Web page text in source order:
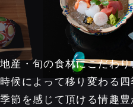
地産・旬の食材にこだわり
時候によって移り変わる四
季節を感じて頂ける情趣